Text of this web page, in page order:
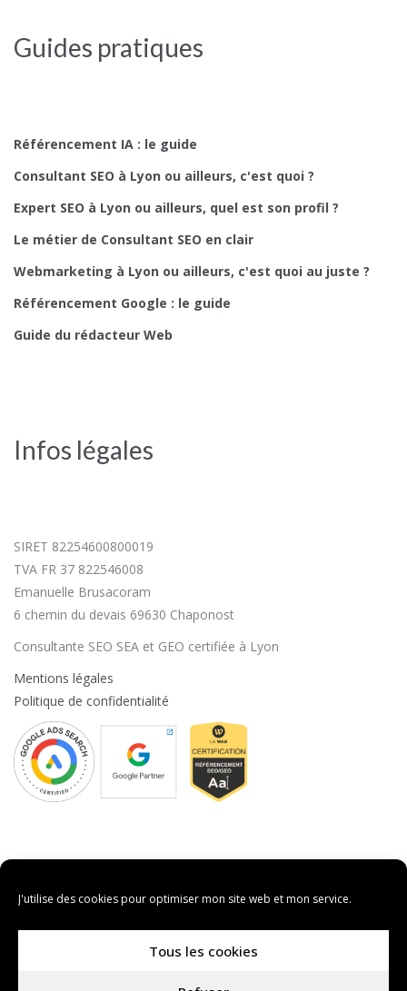
J'utilise des cookies pour optimiser mon site web et mon service.
Tous les cookies
Guides pratiques
Référencement IA : le guide
Consultant SEO à Lyon ou ailleurs, c'est quoi ?
Expert SEO à Lyon ou ailleurs, quel est son profil ?
Le métier de Consultant SEO en clair
Webmarketing à Lyon ou ailleurs, c'est quoi au juste ?
Référencement Google : le guide
Guide du rédacteur Web
Infos légales
SIRET 82254600800019
TVA FR 37 822546008
Emanuelle Brusacoram
6 chemin du devais 69630 Chaponost
Consultante SEO SEA et GEO certifiée à Lyon
Mentions légales
Politique de confidentialité
Vos préférences en matières de cookies
Mon site utilise des cookies pour améliorer votre experience.